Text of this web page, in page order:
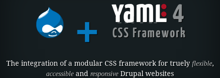
+ YAML
4
CSS Framework
The integration of a modular CSS framework for truely flexible,
accessible and responsive Drupal websites